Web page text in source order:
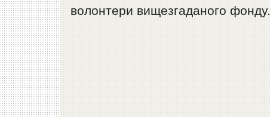
волонтери вищезгаданого фонду.